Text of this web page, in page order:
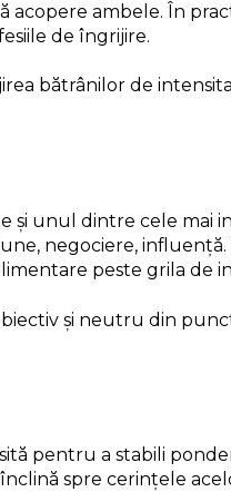
acopere ambele. În
de îngrijire.
bătrânilor de
și unul dintre cele mai
negociere,
peste grila de
și neutru din
pentru a stabili
spre cerințele